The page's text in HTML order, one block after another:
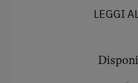
Giri con il trattore
ampio soggiorno con
cavo, radio, circa 55 mq
LEGGI